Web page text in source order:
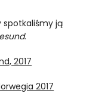
spotkaliśmy ją
.